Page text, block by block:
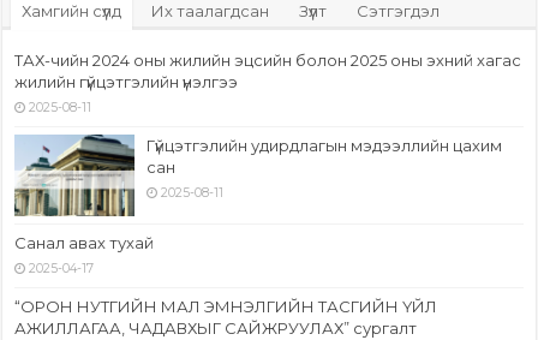
Хамгийн сүүлд Их таалагдсан Зүүлт Сэтгэгдэл
ТАХ-чийн 2024 оны жилийн эцсийн болон 2025 оны эхний хагас
жилийн гүйцэтгэлийн үнэлгээ
2025-08-11
Гүйцэтгэлийн удирдлагын мэдээллийн цахим
сан
2025-08-11
Санал авах тухай
2025-04-17
“ОРОН НУТГИЙН МАЛ ЭМНЭЛГИЙН ТАСГИЙН ҮЙЛ
АЖИЛЛАГАА, ЧАДАВХЫГ САЙЖРУУЛАХ” сургалт